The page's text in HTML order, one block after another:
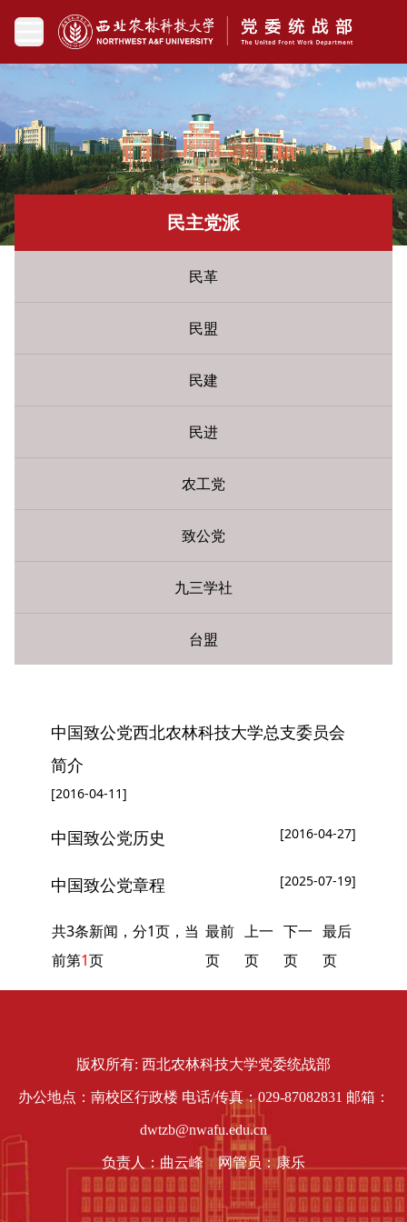
民主党派
民革
民盟
民建
民进
农工党
致公党
九三学社
台盟
中国致公党西北农林科技大学总支委员会
简介
[2016-04-11]
中国致公党历史 [2016-04-27]
中国致公党章程 [2025-07-19]
共3条新闻，分1页，当
前第1页
最前
页
上一
页
下一
页
最后
页
版权所有: 西北农林科技大学党委统战部
办公地点：南校区行政楼 电话/传真：029-87082831 邮箱：
dwtzb@nwafu.edu.cn
负责人：曲云峰 网管员：康乐